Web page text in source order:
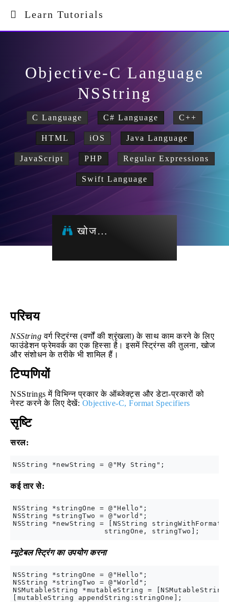
Learn Tutorials
Objective-C Language
NSString
C Language C# Language C++
HTML iOS Java Language
JavaScript PHP Regular Expressions
Swift Language
खोज…
परिचय
NSString वर्ग स्ट्रिंग्स (वर्णों की श्रृंखला) के साथ काम करने के लिए
फाउंडेशन फ्रेमवर्क का एक हिस्सा है। इसमें स्ट्रिंग्स की तुलना, खोज
और संशोधन के तरीके भी शामिल हैं।
टिप्पणियों
NSStrings में विभिन्न प्रकार के ऑब्जेक्ट्स और डेटा-प्रकारों को
नेस्ट करने के लिए देखें: Objective-C, Format Specifiers
सृष्टि
सरल:
कई तार से:
NSString *stringOne = @"Hello";
NSString *stringTwo = @"world";
NSString *newString = [NSString
म्यूटेबल स्ट्रिंग का उपयोग करना
NSString *stringOne = @"Hello";
NSString *stringTwo = @"World";
NSMutableString *mutableString = [NSMutableString
[mutableString appendString:stringOne];